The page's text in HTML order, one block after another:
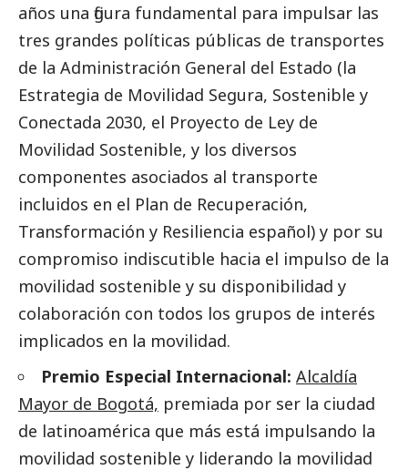
años una figura fundamental para impulsar las
tres grandes políticas públicas de transportes
de la Administración General del Estado (la
Estrategia de Movilidad Segura, Sostenible y
Conectada 2030, el Proyecto de Ley de
Movilidad Sostenible, y los diversos
componentes asociados al transporte
incluidos en el Plan de Recuperación,
Transformación y Resiliencia español) y por su
compromiso indiscutible hacia el impulso de la
movilidad sostenible y su disponibilidad y
colaboración con todos los grupos de interés
implicados en la movilidad.
Premio Especial Internacional: Alcaldía
Mayor de Bogotá, premiada por ser la ciudad
de latinoamérica que más está impulsando la
movilidad sostenible y liderando la movilidad